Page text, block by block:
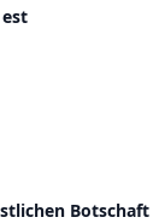
Botschaft